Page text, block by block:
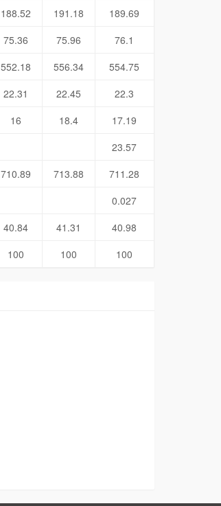
188.52 191.18
189.69
75.36 75.96
76.1
552.18 556.34
554.75
22.31 22.45
22.3
16 18.4
17.19
23.57
710.89 713.88
711.28
0.027
40.84 41.31
40.98
100 100 100